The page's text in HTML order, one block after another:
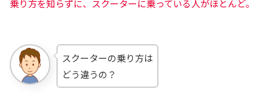
乗り方を知らずに、スクーターに乗っている人がほとんど。
スクーターの乗り方は
どう違うの？